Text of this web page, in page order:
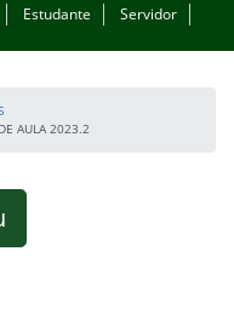
Estudante
Servidor
AULA 2023.2